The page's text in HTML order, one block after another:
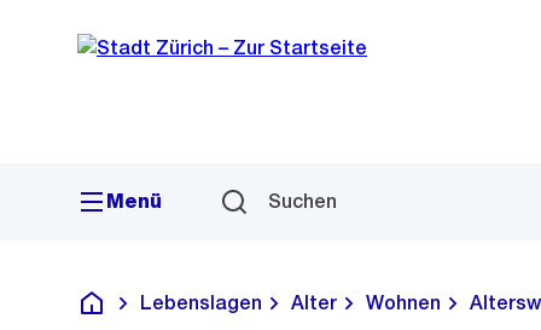
Navigation
Sprunglink
Menü Suchen
Deutsch
Lebenslagen Alter Wohnen